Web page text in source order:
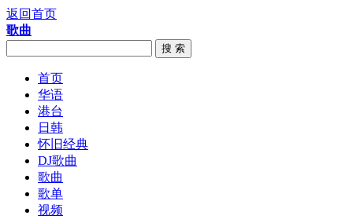
返回首页
歌曲
搜 索
首页
华语
港台
日韩
怀旧经典
DJ歌曲
歌曲
歌单
视频